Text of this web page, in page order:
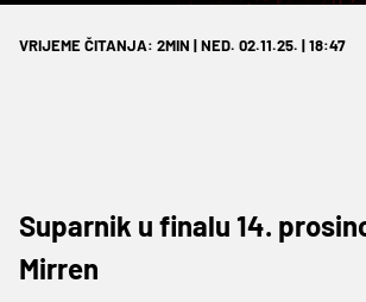
VRIJEME ČITANJA: 2MIN | NED. 02.11.25. | 18:47
Suparnik u finalu 14.
Mirren